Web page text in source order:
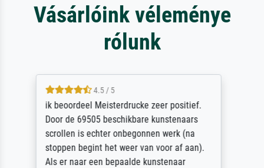
Vásárlóink véleménye
rólunk
5 / 5
Die Zufriedenheit ist auch nicht dadurch
getrübt, dass das Bild entgegen einer
angegebenen Lieferanschrift (sollte eine
Überraschung für die normannische
Ehefrau sein zum Hochzeits- gleichzeitig